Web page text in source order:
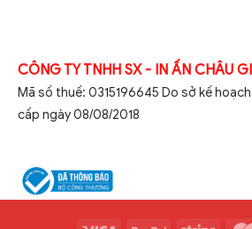
CÔNG TY TNHH SX - IN ẤN CHÂU
Mã số thuế: 0315196645 Do sở kế
cấp ngày 08/08/2018